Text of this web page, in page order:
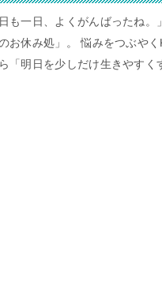
日も一日、よくがんばったね
のお休み処」。 悩みをつぶや
「明日を少しだけ生きやすく